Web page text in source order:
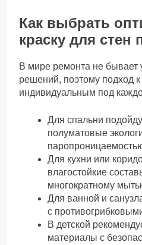
Как выбрать
краску для стен
В мире ремонта не бывает
решений, поэтому подход
индивидуальным под
Для спальни
полуматовые
Для кухни или
влагостойкие
многократному
Для ванной и
с
В детской
материалы с